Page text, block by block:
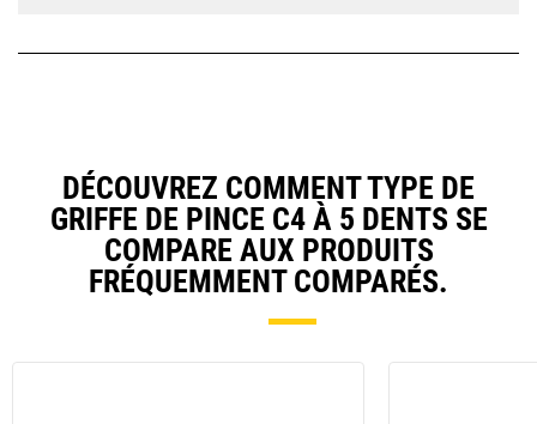
DÉCOUVREZ COMMENT TYPE DE
GRIFFE DE PINCE C4 À 5 DENTS SE
COMPARE AUX PRODUITS
FRÉQUEMMENT COMPARÉS.